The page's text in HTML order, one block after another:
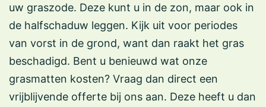
uw graszode. Deze kunt u in de zon, maar ook in
de halfschaduw leggen. Kijk uit voor periodes
van vorst in de grond, want dan raakt het gras
beschadigd. Bent u benieuwd wat onze
grasmatten kosten? Vraag dan direct een
vrijblijvende offerte bij ons aan. Deze heeft u dan